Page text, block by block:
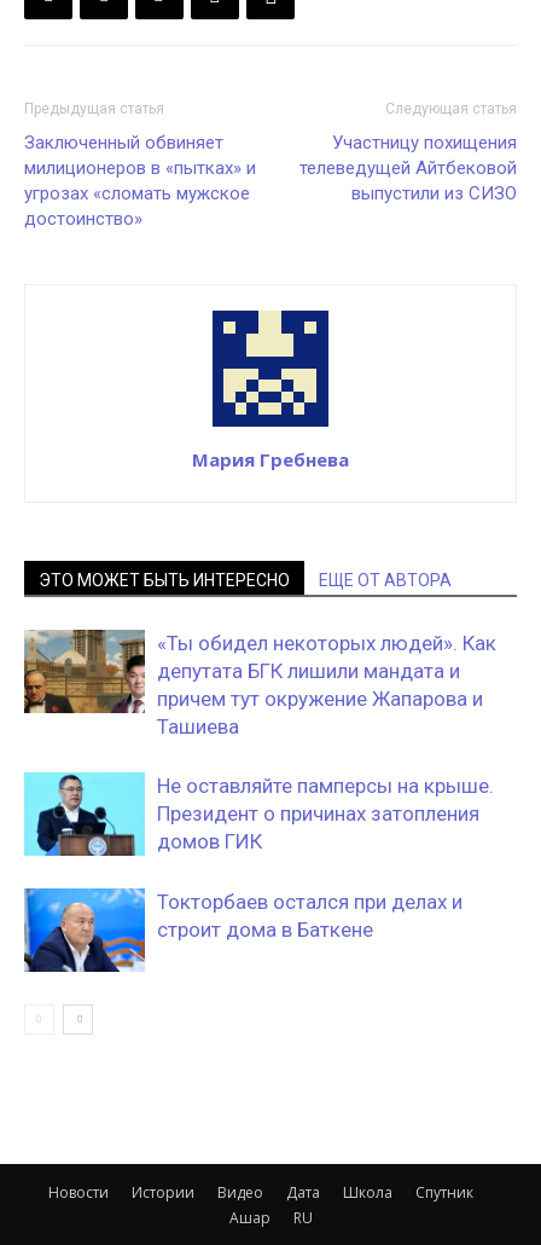
Предыдущая статья
Заключенный обвиняет
милиционеров в «пытках» и
угрозах «сломать мужское
достоинство»
Следующая статья
Участницу похищения
телеведущей Айтбековой
выпустили из СИЗО
Мария Гребнева
ЭТО МОЖЕТ БЫТЬ ИНТЕРЕСНО ЕЩЕ ОТ АВТОРА
«Ты обидел некоторых людей». Как
депутата БГК лишили мандата и
причем тут окружение Жапарова и
Ташиева
Не оставляйте памперсы на крыше.
Президент о причинах затопления
домов ГИК
Токторбаев остался при делах и
строит дома в Баткене
Новости Истории Видео Дата Школа
Спутник
Ашар
RU